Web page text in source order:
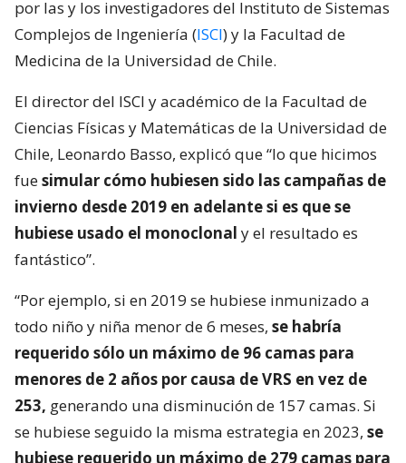
por las y los investigadores del Instituto de Sistemas
Complejos de Ingeniería (ISCI) y la Facultad de
Medicina de la Universidad de Chile.
El director del ISCI y académico de la Facultad de
Ciencias Físicas y Matemáticas de la Universidad de
Chile, Leonardo Basso, explicó que “lo que hicimos
fuesimular cómo hubiesen sido las campañas de
invierno desde 2019 en adelante si es que se
hubiese usado el monoclonal y el resultado es
fantástico”.
“Por ejemplo, si en 2019 se hubiese inmunizado a
todo niño y niña menor de 6 meses, se habría
requerido sólo un máximo de 96 camas para
menores de 2 años por causa de VRS en vez de
253, generando una disminución de 157 camas. Si
se hubiese seguido la misma estrategia en 2023, se
hubiese requerido un máximo de 279 camas para